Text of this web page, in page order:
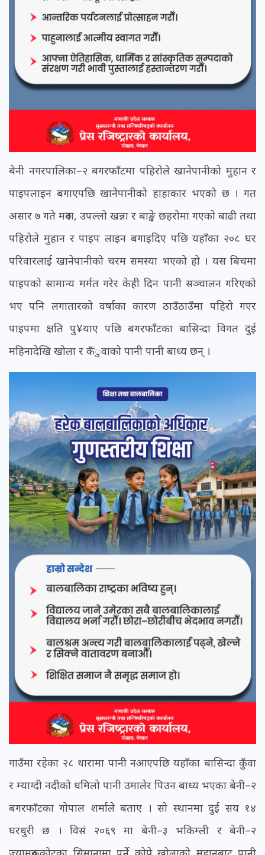
बेनी नगरपालिका–२ बगरफाँटमा पहिरोले खानेपानीको मुहान र
पाइपलाइन बगाएपछि खानेपानीको हाहाकार भएको छ । गत
असार ७ गते मरुवा, उपल्लो खन्ना र बाङ्खे छहरोमा गएको बाढी तथा
पहिरोले मुहान र पाइप लाइन बगाइदिए पछि यहाँका २०८ घर
परिवारलाई खानेपानीको चरम समस्या भएको हो । यस बिचमा
पाइपको सामान्य मर्मत गरेर केही दिन पानी सञ्चालन गरिएको
भए पनि लगातारको वर्षाका कारण ठाउँठाउँमा पहिरो गएर
पाइपमा क्षति पु¥याए पछि बगरफाँटका बासिन्दा विगत दुई
महिनादेखि खोला र कँुवाको पानी पानी बाध्य छन् ।
गाउँमा रहेका २८ धारामा पानी नआएपछि यहाँका बासिन्दा कुँवा
र म्याग्दी नदीको धमिलो पानी उमालेर पिउन बाध्य भएका बेनी–२
बगरफाँटका गोपाल शर्माले बताए । सो स्थानमा दुई सय १४
घरधुरी छ । विसं २०६९ मा बेनी–३ भकिम्ली र बेनी–२